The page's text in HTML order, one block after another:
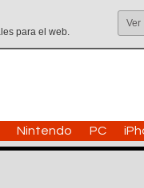
para el web.
Ver
Nintendo PC